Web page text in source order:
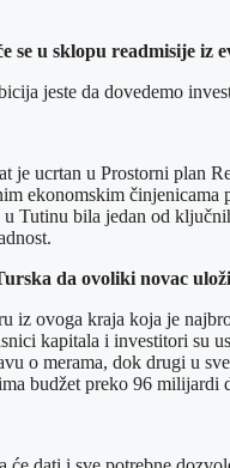
se u sklopu readmisije
jeste da dovedemo
ucrtan u Prostorni plan
ekonomskim
Tutinu bila jedan od
da ovoliki novac
iz ovoga kraja koja je
kapitala i investitori su
o merama, dok drugi u
budžet preko 96 milijardi